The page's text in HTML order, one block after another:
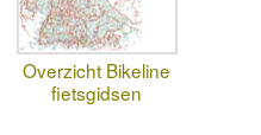
Overzicht Bikeline
fietsgidsen